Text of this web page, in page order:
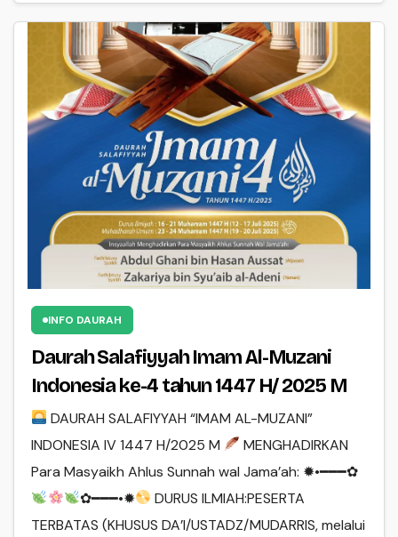
INFO DAURAH
Daurah Salafiyyah Imam Al-Muzani
Indonesia ke-4 tahun 1447 H/ 2025 M
DAURAH SALAFIYYAH “IMAM AL-MUZANI”
INDONESIA IV 1447 H/2025 M
MENGHADIRKAN
Para Masyaikh Ahlus Sunnah wal Jama’ah: ✹•━━━✿
✿━━━•✹
DURUS ILMIAH:PESERTA
TERBATAS (KHUSUS DA’I/USTADZ/MUDARRIS, melalui